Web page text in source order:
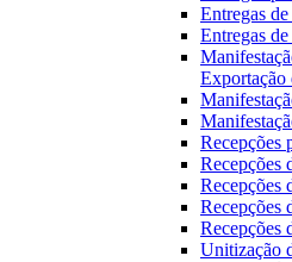
Entregas
Entregas
Recepções
Recepções
Recepções
Recepções
Recepções
Unitização